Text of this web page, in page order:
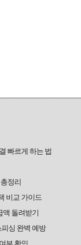
빠르게 하는 법
정리
비교 가이드
돌려받기
싱 완벽 예방
부 확인